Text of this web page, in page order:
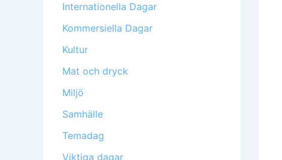
Internationella Dagar
Kommersiella Dagar
Kultur
Mat och dryck
Miljö
Samhälle
Temadag
Viktiga dagar